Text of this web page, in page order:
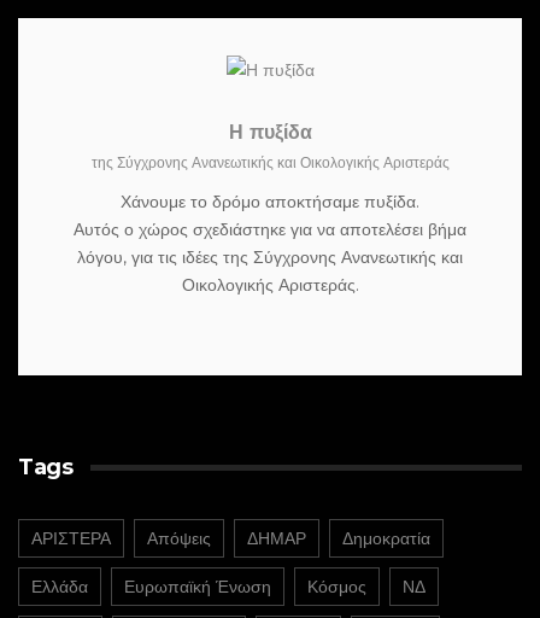
Η πυξίδα
της Σύγχρονης Ανανεωτικής και Οικολογικής Αριστεράς
Χάνουμε το δρόμο αποκτήσαμε πυξίδα.
Αυτός ο χώρος σχεδιάστηκε για να αποτελέσει βήμα
λόγου, για τις ιδέες της Σύγχρονης Ανανεωτικής και
Οικολογικής Αριστεράς.
Tags
ΑΡΙΣΤΕΡΑ Απόψεις ΔΗΜΑΡ Δημοκρατία
Ελλάδα Ευρωπαϊκή Ένωση Κόσμος ΝΔ